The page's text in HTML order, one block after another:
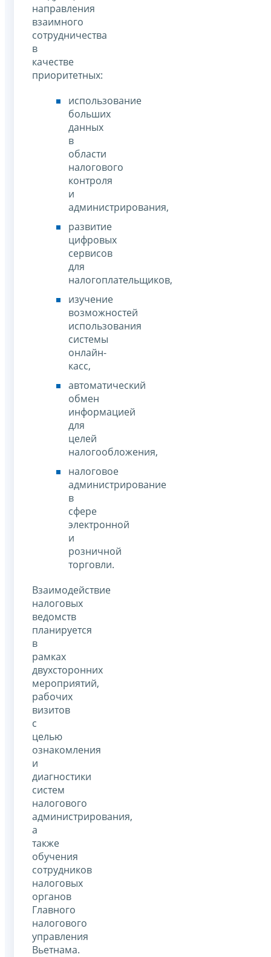
направления
взаимного
сотрудничества
в
качестве
приоритетных:
использование
больших
данных
в
области
налогового
контроля
и
администрирования,
развитие
цифровых
сервисов
для
налогоплательщиков,
изучение
возможностей
использования
системы
онлайн-
касс,
автоматический
обмен
информацией
для
целей
налогообложения,
налоговое
администрирование
в
сфере
электронной
и
розничной
торговли.
Взаимодействие
налоговых
ведомств
планируется
в
рамках
двухсторонних
мероприятий,
рабочих
визитов
с
целью
ознакомления
и
диагностики
систем
налогового
администрирования,
а
также
обучения
сотрудников
налоговых
органов
Главного
налогового
управления
Вьетнама.